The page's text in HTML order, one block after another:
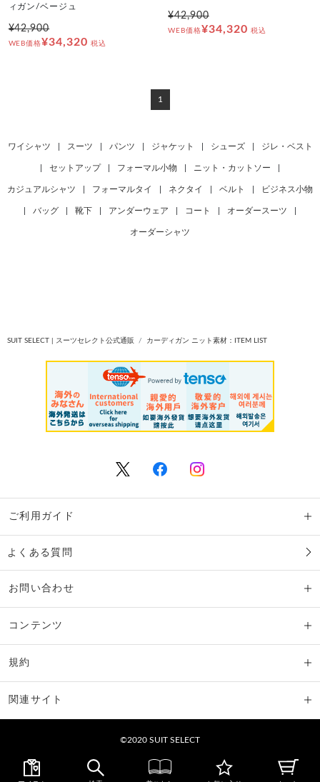
ィガン/ベージュ
¥42,900
WEB価格¥34,320 税込
¥42,900
WEB価格¥34,320 税込
1
ワイシャツ スーツ パンツ ジャケット シューズ ジレ・ベスト
セットアップ フォーマル小物 ニット・カットソー
カジュアルシャツ フォーマルタイ ネクタイ ベルト ビジネス小物
バッグ 靴下 アンダーウェア コート オーダースーツ
オーダーシャツ
SUIT SELECT | スーツセレクト公式通販 カーディガン ニット素材：ITEM LIST
ご利用ガイド
よくある質問
お問い合わせ
コンテンツ
規約
関連サイト
©2020 SUIT SELECT